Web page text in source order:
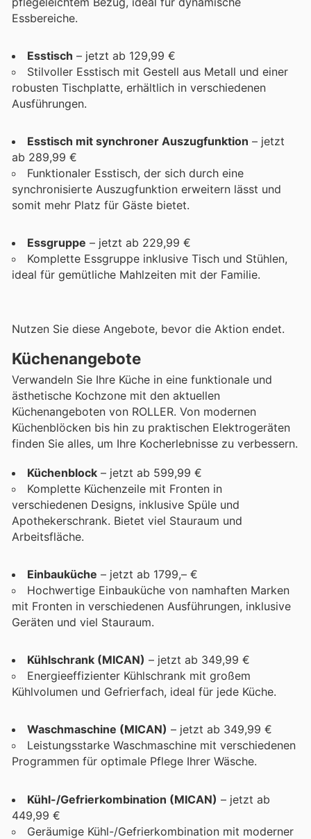
Essbereiche.
Esstisch – jetzt ab 129,99 €
Stilvoller Esstisch mit Gestell aus Metall und einer
robusten Tischplatte, erhältlich in verschiedenen
Ausführungen.
Esstisch mit synchroner Auszugfunktion – jetzt
ab 289,99 €
Funktionaler Esstisch, der sich durch eine
synchronisierte Auszugfunktion erweitern lässt und
somit mehr Platz für Gäste bietet.
Essgruppe – jetzt ab 229,99 €
Komplette Essgruppe inklusive Tisch und Stühlen,
ideal für gemütliche Mahlzeiten mit der Familie.
Nutzen Sie diese Angebote, bevor die Aktion endet.
Küchenangebote
Verwandeln Sie Ihre Küche in eine funktionale und
ästhetische Kochzone mit den aktuellen
Küchenangeboten von ROLLER. Von modernen
Küchenblöcken bis hin zu praktischen Elektrogeräten
finden Sie alles, um Ihre Kocherlebnisse zu verbessern.
Küchenblock – jetzt ab 599,99 €
Komplette Küchenzeile mit Fronten in
verschiedenen Designs, inklusive Spüle und
Apothekerschrank. Bietet viel Stauraum und
Arbeitsfläche.
Einbauküche – jetzt ab 1799,– €
Hochwertige Einbauküche von namhaften Marken
mit Fronten in verschiedenen Ausführungen, inklusive
Geräten und viel Stauraum.
Kühlschrank (MICAN) – jetzt ab 349,99 €
Energieeffizienter Kühlschrank mit großem
Kühlvolumen und Gefrierfach, ideal für jede Küche.
Waschmaschine (MICAN) – jetzt ab 349,99 €
Leistungsstarke Waschmaschine mit verschiedenen
Programmen für optimale Pflege Ihrer Wäsche.
Kühl-/Gefrierkombination (MICAN) – jetzt ab
449,99 €
Geräumige Kühl-/Gefrierkombination mit moderner